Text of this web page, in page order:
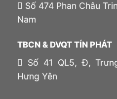
Số 474 Phan Châu
Nam
TBCN & DVQT TÍN PHÁT
Số 41 QL5, Đ,
Hưng Yên